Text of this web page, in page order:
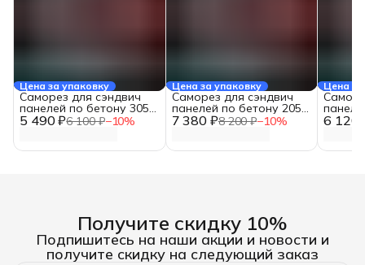
Цена за упаковку
5 490 ₽6 100 ₽−10%
Саморез для сэндвич
панелей по бетону 305
(50 шт.)
Цена за упаковку
7 380 ₽8 200 ₽−10%
Саморез для сэндвич
панелей по бетону 205
(100 шт.)
Цена
6 120
(100
Получите скидку 10%
Подпишитесь на наши акции и новости и
получите скидку на следующий заказ